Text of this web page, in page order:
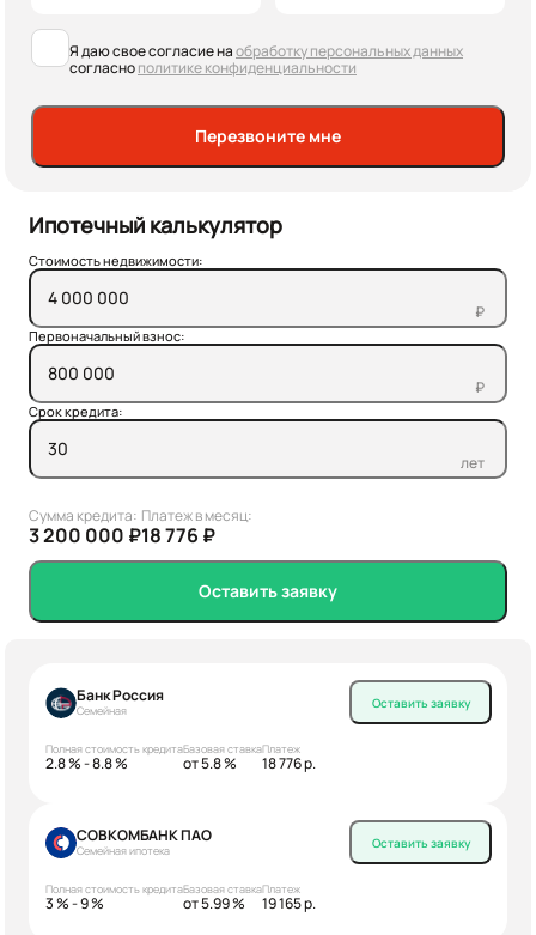
Я даю свое согласие наобработку персональных данных
согласнополитике конфиденциальности
Перезвоните мне
Ипотечный калькулятор
Стоимость недвижимости:
₽
Первоначальный взнос:
₽
Срок кредита:
лет
Сумма кредита:
3 200 000 ₽
Платеж в месяц:
18 776 ₽
Оставить заявку
Банк Россия
Семейная
Полная стоимость кредита
2.8 % - 8.8 %
Базовая ставка
от 5.8 %
Платеж
18 776 р.
Оставить заявку
СОВКОМБАНК ПАО
Семейная ипотека
Полная стоимость кредита
3 % - 9 %
Базовая ставка
от 5.99 %
Платеж
19 165 р.
Оставить заявку